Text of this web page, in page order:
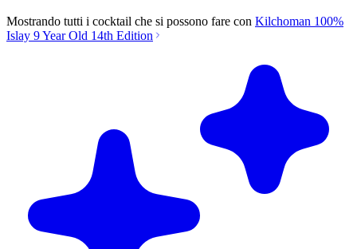
Mostrando tutti i cocktail che si possono fare con Kilchoman 100%
Islay 9 Year Old 14th Edition